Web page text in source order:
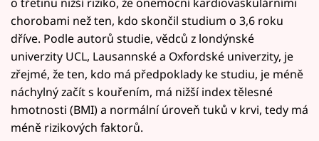
chorobami než ten, kdo skončil studium o 3,6 roku
dříve. Podle autorů studie, vědců z londýnské
univerzity UCL, Lausannské a Oxfordské univerzity, je
zřejmé, že ten, kdo má předpoklady ke studiu, je méně
náchylný začít s kouřením, má nižší index tělesné
hmotnosti (BMI) a normální úroveň tuků v krvi, tedy má
méně rizikových faktorů.